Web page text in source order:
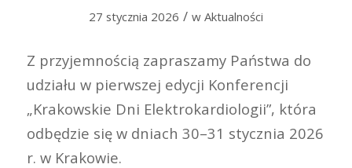
27 stycznia 2026 / w Aktualności
Z przyjemnością zapraszamy Państwa do
udziału w pierwszej edycji Konferencji
„Krakowskie Dni Elektrokardiologii”, która
odbędzie się w dniach 30–31 stycznia 2026
r. w Krakowie.